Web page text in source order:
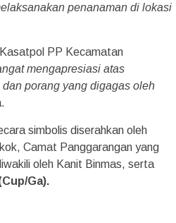
penanaman di lokasi
PP Kecamatan
mengapresiasi atas
porang yang digagas oleh
simbolis diserahkan oleh
Camat Panggarangan yang
oleh Kanit Binmas, serta
Ga).